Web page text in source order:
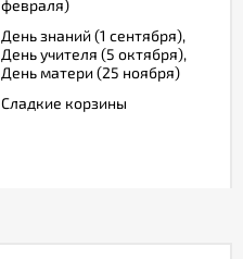
февраля)
День знаний (1 сентября),
День учителя (5 октября),
День матери (25 ноября)
Сладкие корзины